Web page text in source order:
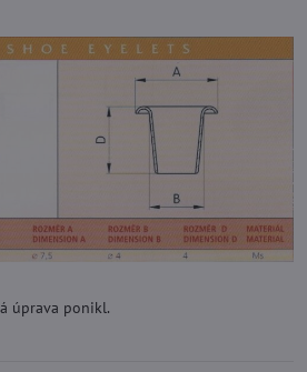
úprava ponikl.